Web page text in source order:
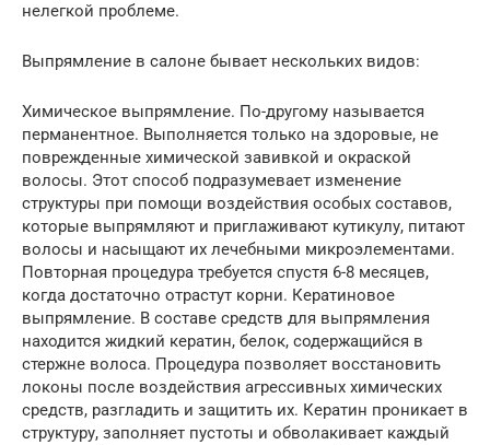
нелегкой проблеме.
Выпрямление в салоне бывает нескольких видов:
Химическое выпрямление. По-другому называется
перманентное. Выполняется только на здоровые, не
поврежденные химической завивкой и окраской
волосы. Этот способ подразумевает изменение
структуры при помощи воздействия особых составов,
которые выпрямляют и приглаживают кутикулу, питают
волосы и насыщают их лечебными микроэлементами.
Повторная процедура требуется спустя 6-8 месяцев,
когда достаточно отрастут корни. Кератиновое
выпрямление. В составе средств для выпрямления
находится жидкий кератин, белок, содержащийся в
стержне волоса. Процедура позволяет восстановить
локоны после воздействия агрессивных химических
средств, разгладить и защитить их. Кератин проникает в
структуру, заполняет пустоты и обволакивает каждый